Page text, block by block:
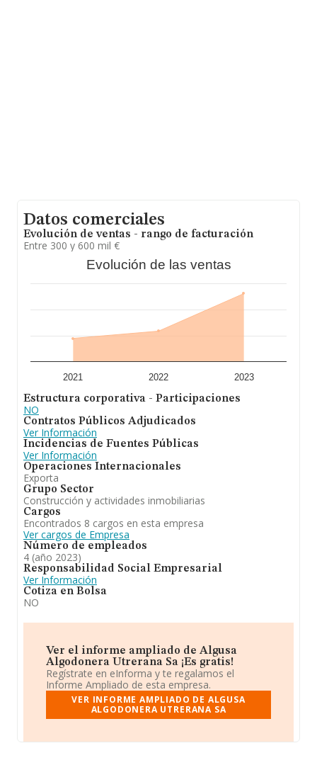
Datos comerciales
Evolución de ventas - rango de facturación
Entre 300 y 600 mil €
Evolución de las ventas
2021 2022 2023
Estructura corporativa - Participaciones
NO
Contratos Públicos Adjudicados
Ver Información
Incidencias de Fuentes Públicas
Ver Información
Operaciones Internacionales
Exporta
Grupo Sector
Construcción y actividades inmobiliarias
Cargos
Encontrados 8 cargos en esta empresa
Ver cargos de Empresa
Número de empleados
4 (año 2023)
Responsabilidad Social Empresarial
Ver Información
Cotiza en Bolsa
NO
Ver el informe ampliado de Algusa
Algodonera Utrerana Sa ¡Es gratis!
Regístrate en eInforma y te regalamos el
Informe Ampliado de esta empresa.
VER INFORME AMPLIADO DE ALGUSA
ALGODONERA UTRERANA SA